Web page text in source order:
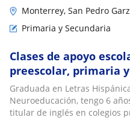
Monterrey, San Pedro
Primaria y Secundaria
Clases de apoyo
preescolar, primaria
Español y
Graduada en Letras
Neuroeducación, tengo 6
titular de inglés en colegios